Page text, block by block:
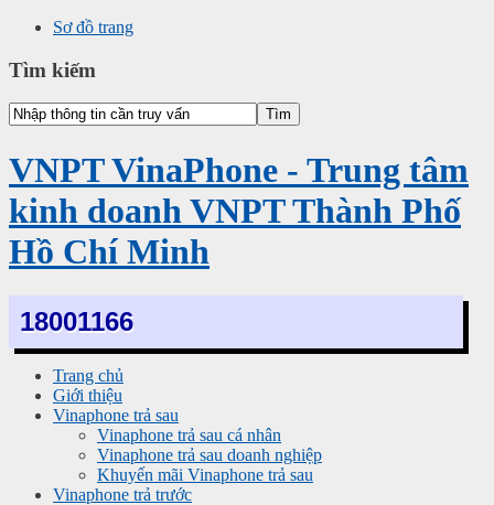
Sơ đồ trang
Tìm kiếm
VNPT VinaPhone - Trung tâm
kinh doanh VNPT Thành Phố
Hồ Chí Minh
18001166
Trang chủ
Giới thiệu
Vinaphone trả sau
Vinaphone trả sau cá nhân
Vinaphone trả sau doanh nghiệp
Khuyến mãi Vinaphone trả sau
Vinaphone trả trước